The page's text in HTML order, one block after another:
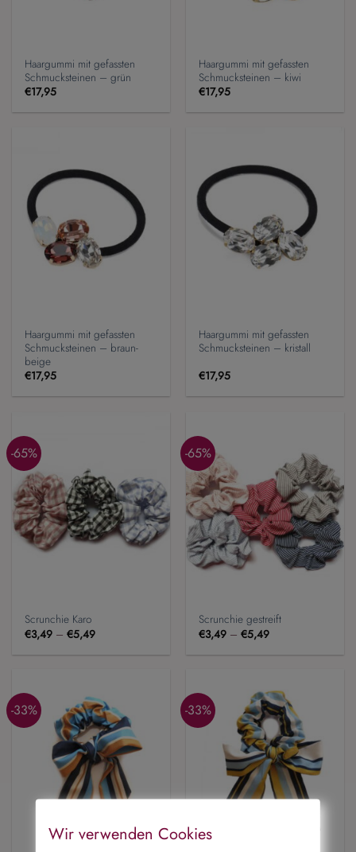
Haargummi mit gefassten
Schmucksteinen – grün
€17,95
Haargummi mit gefassten
Schmucksteinen – kiwi
€17,95
Haargummi mit gefassten
Schmucksteinen – braun-
beige
€17,95
Haargummi mit gefassten
Schmucksteinen – kristall
€17,95
-65%
Scrunchie Karo
€3,49 –€5,49
-65%
Scrunchie gestreift
€3,49 –€5,49
-33% -33%
Wir verwenden Cookies